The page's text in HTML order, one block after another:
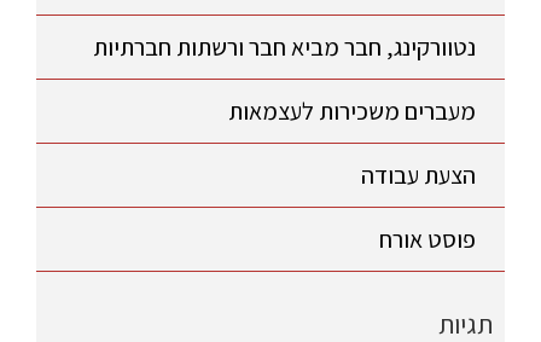
נטוורקינג, חבר מביא חבר ורשתות חברתיות
מעברים משכירות לעצמאות
הצעת עבודה
פוסט אורח
תגיות